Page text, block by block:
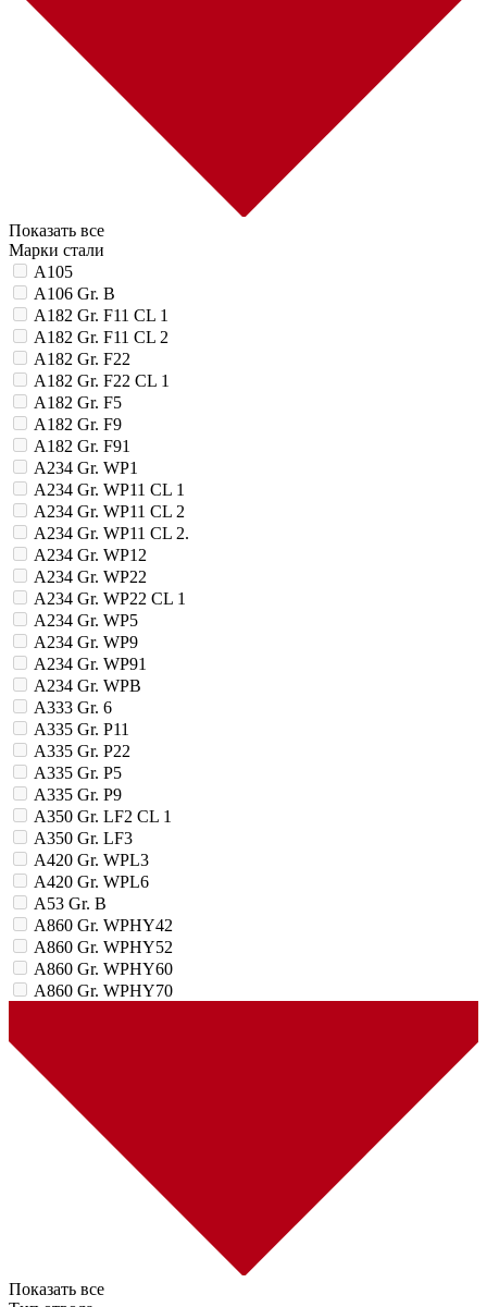
Показать все
Марки стали
A105
A106 Gr. B
A182 Gr. F11 CL 1
A182 Gr. F11 CL 2
A182 Gr. F22
A182 Gr. F22 CL 1
A182 Gr. F5
A182 Gr. F9
A182 Gr. F91
A234 Gr. WP1
A234 Gr. WP11 CL 1
A234 Gr. WP11 CL 2
A234 Gr. WP11 CL 2.
A234 Gr. WP12
A234 Gr. WP22
A234 Gr. WP22 CL 1
A234 Gr. WP5
A234 Gr. WP9
A234 Gr. WP91
A234 Gr. WPB
A333 Gr. 6
A335 Gr. P11
A335 Gr. P22
A335 Gr. P5
A335 Gr. P9
A350 Gr. LF2 CL 1
A350 Gr. LF3
A420 Gr. WPL3
A420 Gr. WPL6
A53 Gr. B
A860 Gr. WPHY42
A860 Gr. WPHY52
A860 Gr. WPHY60
A860 Gr. WPHY70
Показать все